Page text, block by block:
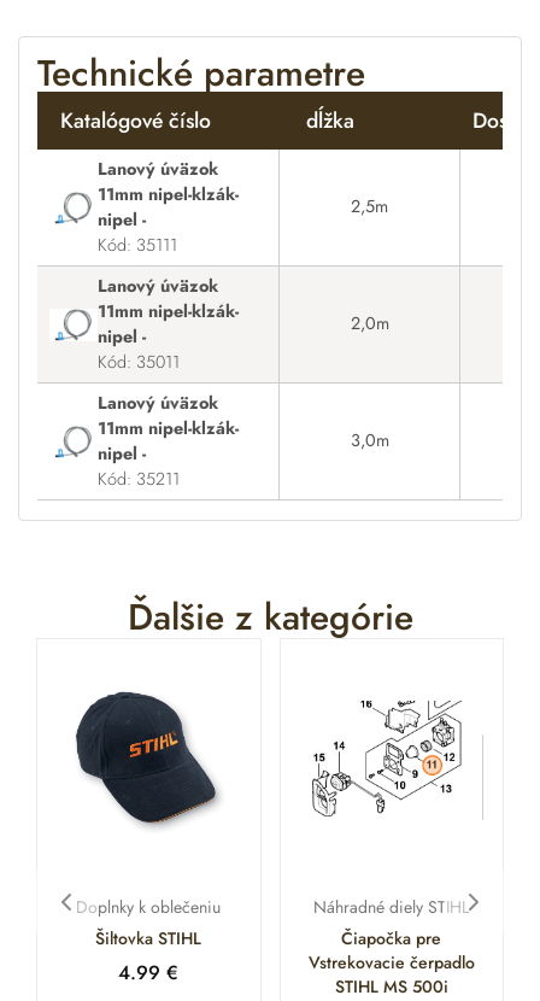
Technické parametre
Katalógové číslo dĺžka
Lanový úväzok
11mm nipel-klzák-
nipel -
Kód: 35111
2,5m
Lanový úväzok
11mm nipel-klzák-
nipel -
Kód: 35011
2,0m
Lanový úväzok
11mm nipel-klzák-
nipel -
Kód: 35211
3,0m
Ďalšie z kategórie
Doplnky k oblečeniu
Šiltovka STIHL
4.99€
Náhradné diely STIHL
Čiapočka pre
Vstrekovacie čerpadlo
STIHL MS 500i